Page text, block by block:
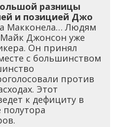
разницы
и позицией Джо
Макконела… Людям
Джонсон уже
Он принял
с большинством
против
Этот
к дефициту в
полутора